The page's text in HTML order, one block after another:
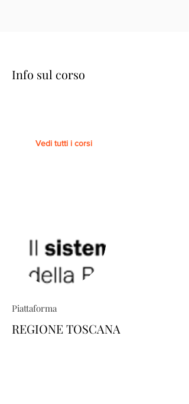
Info sul corso
Vedi tutti i corsi
Piattaforma
REGIONE TOSCANA